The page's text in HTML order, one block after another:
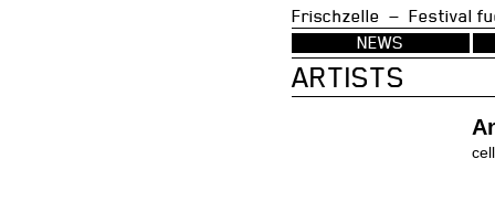
Frischzelle —
NEWS
ARTISTS